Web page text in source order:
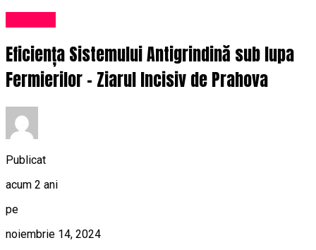
Eficiența Sistemului Antigrindină sub lupa
Fermierilor – Ziarul Incisiv de Prahova
Publicat
acum 2 ani
pe
noiembrie 14, 2024